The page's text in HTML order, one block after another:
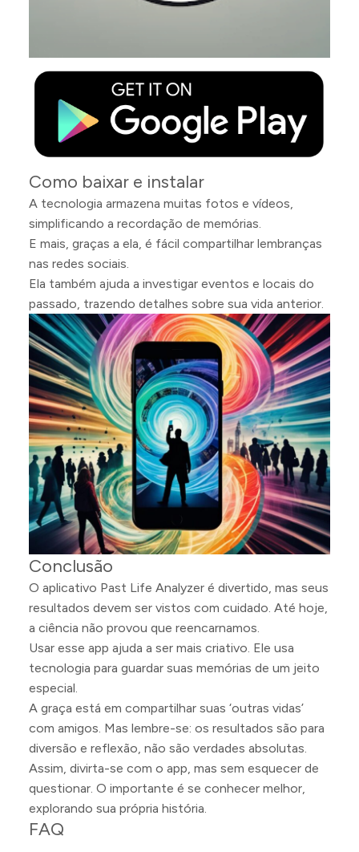
Como baixar e instalar
A tecnologia armazena muitas fotos e vídeos,
simplificando a recordação de memórias.
E mais, graças a ela, é fácil compartilhar lembranças
nas redes sociais.
Ela também ajuda a investigar eventos e locais do
passado, trazendo detalhes sobre sua vida anterior.
Conclusão
O aplicativo Past Life Analyzer é divertido, mas seus
resultados devem ser vistos com cuidado. Até hoje,
a ciência não provou que reencarnamos.
Usar esse app ajuda a ser mais criativo. Ele usa
tecnologia para guardar suas memórias de um jeito
especial.
A graça está em compartilhar suas ‘outras vidas’
com amigos. Mas lembre-se: os resultados são para
diversão e reflexão, não são verdades absolutas.
Assim, divirta-se com o app, mas sem esquecer de
questionar. O importante é se conhecer melhor,
explorando sua própria história.
FAQ